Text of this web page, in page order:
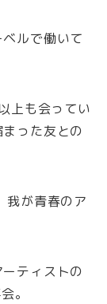
ルで働いて
上も会ってい
った友との
我が青春のア
ティストの
。